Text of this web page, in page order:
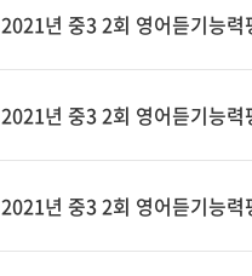
2021년 중3 2회 영어듣기능력
2021년 중3 2회 영어듣기능
2021년 중3 2회 영어듣기능